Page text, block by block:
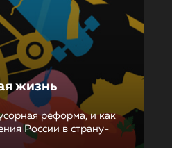
жизнь
реформа, и как
России в страну-